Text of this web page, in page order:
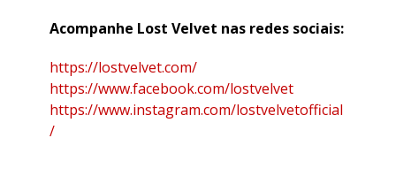
Acompanhe Lost Velvet nas redes sociais:
https://lostvelvet.com/
https://www.facebook.com/lostvelvet
https://www.instagram.com/lostvelvetofficial
/